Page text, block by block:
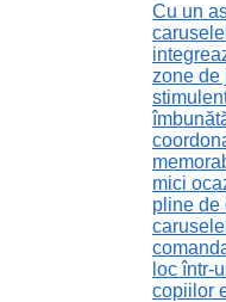
Cu un
zone de
mici
pline de
loc într-
copiilor